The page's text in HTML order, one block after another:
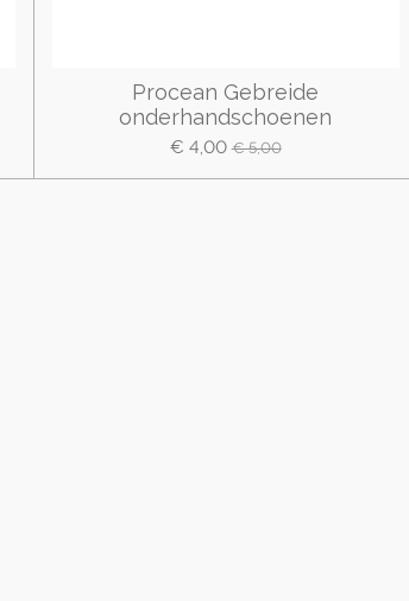
Procean Gebreide
onderhandschoenen
€ 4,00 € 5,00